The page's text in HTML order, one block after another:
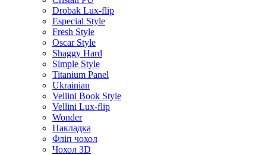
Drobak Lux-flip
Especial Style
Fresh Style
Oscar Style
Shaggy Hard
Simple Style
Titanium Panel
Ukrainian
Vellini Book Style
Vellini Lux-flip
Wonder
Накладка
Фліп чохол
Чохол 3D